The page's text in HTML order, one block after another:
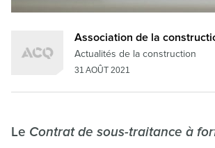
Association de la
Actualités de la construction
31 AOÛT 2021
Le Contrat de sous-traitance à